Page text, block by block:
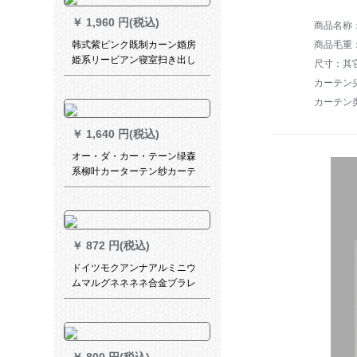
￥ 1,960 円(税込)
韩式紫ピンク既制カーン婚房
姫系リービアン寝室扫き出し
窓纱カーテーテン2メーテル幅
莱ースモモデル)
￥ 1,640 円(税込)
オー・ダ・カー・テーン绿森
系柳叶カーターテン纱カーテ
ルテルテルテルテルテルテル
リーズシリーズシリーズシリ
ーズシリーズシリーズシリー
ズシリーズシリーズシリーズ
シリーズシリーズシリーズシ
リーズシリーズ
￥ 872 円(税込)
ドイツモクアンナアルミニウ
ムマルグネネネネ合金ブラレ
ン黒パンチー不要トニック防
BY 08-29
商品毛重
尺寸：其
カーテン
カーテン